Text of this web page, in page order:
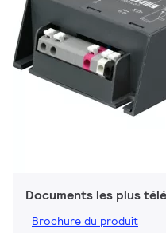
Documents les plus
Brochure du produit